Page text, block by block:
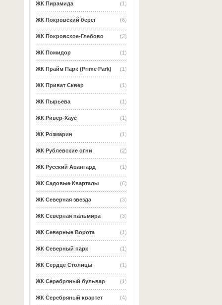
(1)
ЖК Пирамида
(6)
ЖК Покровский берег
(2)
ЖК Покровское-Глебово
(1)
ЖК Помидор
(1)
ЖК Прайм Парк (Prime Park)
(1)
ЖК Приват Сквер
(1)
ЖК Пырьева
(1)
ЖК Ривер-Хаус
(1)
ЖК Розмарин
(2)
ЖК Рублевские огни
(1)
ЖК Русский Авангард
(6)
ЖК Садовые Кварталы
(3)
ЖК Северная звезда
(3)
ЖК Северная пальмира
(1)
ЖК Северные Ворота
(1)
ЖК Северный парк
(1)
ЖК Сердце Столицы
(1)
ЖК Серебряный бульвар
(4)
ЖК Серебряный квартет